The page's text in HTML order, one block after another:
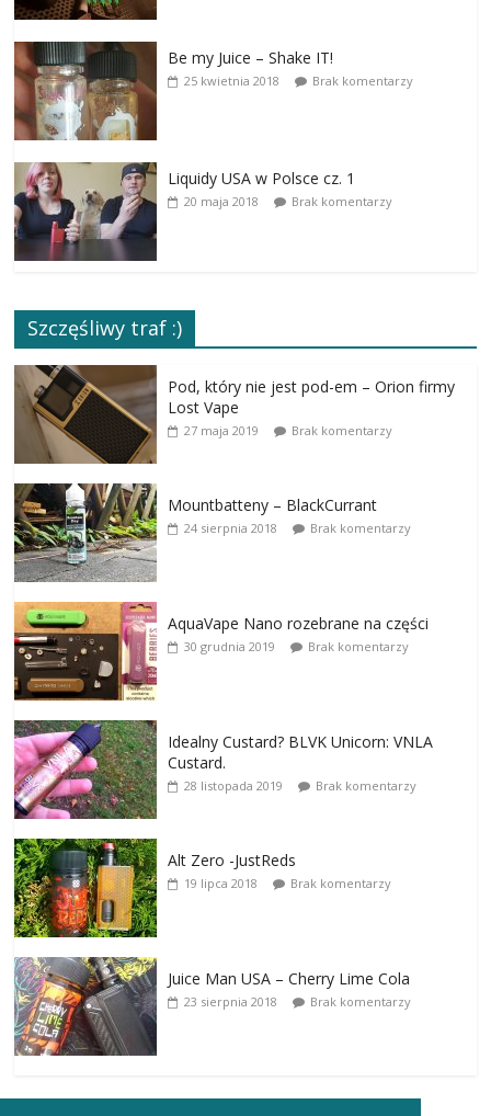
Be my Juice – Shake IT!
25 kwietnia 2018 Brak komentarzy
Liquidy USA w Polsce cz. 1
20 maja 2018 Brak komentarzy
Szczęśliwy traf :)
Pod, który nie jest pod-em – Orion firmy
Lost Vape
27 maja 2019 Brak komentarzy
Mountbatteny – BlackCurrant
24 sierpnia 2018 Brak komentarzy
AquaVape Nano rozebrane na części
30 grudnia 2019 Brak komentarzy
Idealny Custard? BLVK Unicorn: VNLA
Custard.
28 listopada 2019 Brak komentarzy
Alt Zero -JustReds
19 lipca 2018 Brak komentarzy
Juice Man USA – Cherry Lime Cola
23 sierpnia 2018 Brak komentarzy